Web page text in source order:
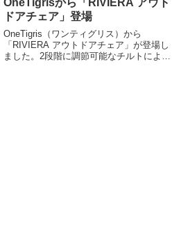
ときを楽しめるランプです。詳細をレビ
ューします。
OneTigrisから「RIVIERA アウト
ドアチェア」登場
OneTigris（ワンティグリス）から
「RIVIERA アウトドアチェア」が登場し
ました。2段階に調節可能なチルトによ